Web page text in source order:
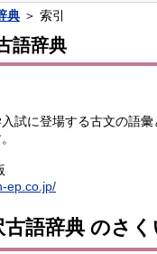
典 ＞ 索引
語辞典
試に登場する古文の語
ep.co.jp/
古語辞典 のさ